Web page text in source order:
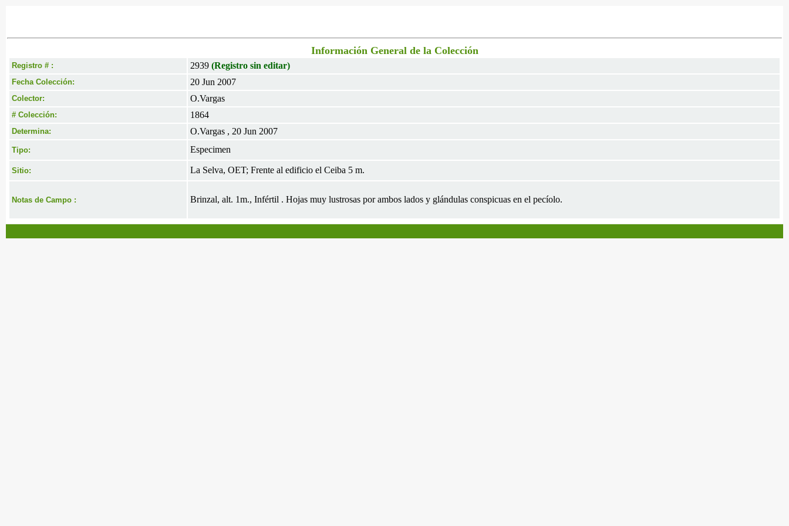
Información General de la Colección
Registro # : 2939 (Registro sin editar)
Fecha Colección: 20 Jun 2007
Colector: O.Vargas
# Colección: 1864
Determina: O.Vargas , 20 Jun 2007
Tipo: Especimen
Sitio: La Selva, OET; Frente al edificio el Ceiba 5 m.
Notas de Campo : Brinzal, alt. 1m., Infértil . Hojas muy lustrosas por ambos lados y glándulas conspicuas en el pecíolo.